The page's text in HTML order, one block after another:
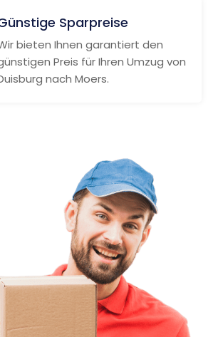
Sparpreise
bieten Ihnen garantiert den
Preis für Ihren Umzug von
nach Moers.